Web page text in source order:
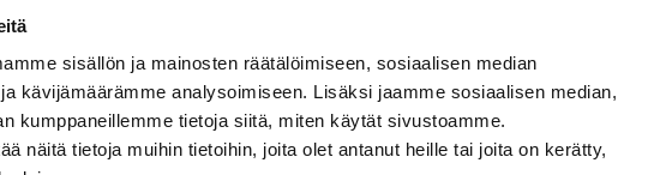
sisällön ja mainosten räätälöimiseen, sosiaalisen median
kävijämäärämme analysoimiseen. Lisäksi jaamme sosiaalisen median,
kumppaneillemme tietoja siitä, miten käytät sivustoamme.
näitä tietoja muihin tietoihin, joita olet antanut heille tai joita on kerätty,